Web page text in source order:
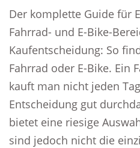
Der komplette Guide für
Fahrrad- und E-Bike-
Kaufentscheidung: So
Fahrrad oder E-Bike. Ein
kauft man nicht jeden
Entscheidung gut
bietet eine riesige
sind jedoch nicht die